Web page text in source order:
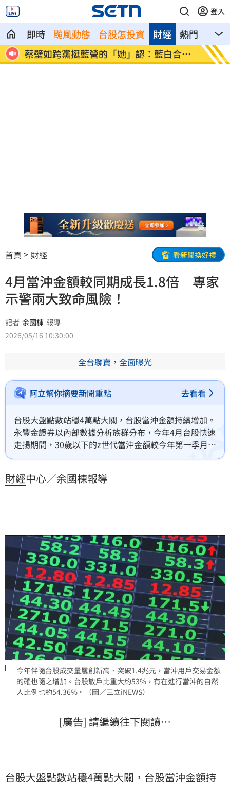
登入
即時 颱風動態 台股怎投資 熱門 影音
財經
羞
蔡壁如跨黨挺藍營的「她」認：藍白合不
易
洋將
試
首頁 財經 看新聞換好禮
4月當沖金額較同期成長1.8倍 專家
示警兩大致命風險！
記者 余國棟 報導
2026/05/16 10:30:00
全台聯賣，全面曝光
阿立幫你摘要新聞重點 去看看
台股大盤點數站穩4萬點大關，台股當沖金額持續增加。
永豐金證券以內部數據分析族群分布，今年4月台股快速
走揚期間，30歲以下的z世代當沖金額較今年第一季月均
值，成長率最為顯著。尤其暱稱「06」後的20歲以下年
在各年齡層中成長最明顯。
財經中心／余國棟報導
今年伴隨台股成交量屢創新高、突破1.4兆元，當沖用戶交易金額
的確也隨之增加。台股散戶比重大約53%，有在進行當沖的自然
人比例也約54.36%。（圖／三立iNEWS）
[廣告] 請繼續往下閱讀…
台股大盤點數站穩4萬點大關，台股當沖金額持